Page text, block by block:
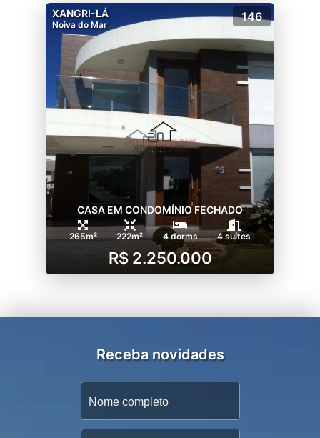
XANGRI-LÁ
Noiva do Mar
146
CASA EM CONDOMÍNIO FECHADO
265m² 222m² 4 dorms 4 suítes
R$ 2.250.000
Receba novidades